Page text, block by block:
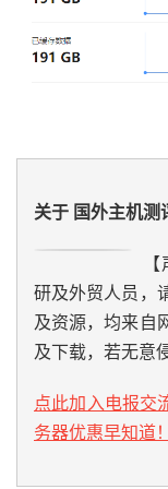
关于 国外主机测
研及外贸人员，
及资源，均来自
及下载，若无意
点此加入电报交
务器优惠早知道！